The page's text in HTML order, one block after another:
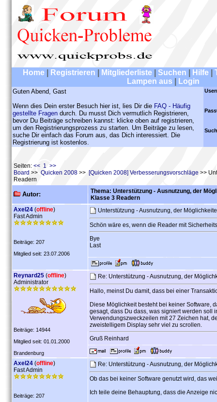
Home Registrieren Mitgliederliste Suchen Hilfe
Lampen aus
Login
Guten Abend, Gast
Wenn dies Dein erster Besuch hier ist, lies Dir die FAQ - Häufig
gestellte Fragen durch. Du musst Dich vermutlich Registrieren,
bevor Du Beiträge schreiben kannst: klicke oben auf registrieren,
um den Registrierungsprozess zu starten. Um Beiträge zu lesen,
suche Dir einfach das Forum aus, das Dich interessiert. Die
Registrierung ist kostenlos.
Seiten: << 1 >>
Board >> Quicken 2008 >> [Quicken 2008] Verbesserungsvorschläge >>
Readern
Autor:
Thema: Unterstützung - Ausnutzung, der
Klasse 3 Readern
Axel24 (offline)
Fast Admin
Beiträge: 207
Mitglied seit: 23.07.2006
Unterstützung - Ausnutzung, der
Schön wäre es, wenn die Reader mit
Bye
Last
Reynard25 (offline)
Administrator
Beiträge: 14944
Mitglied seit: 01.01.2000
Brandenburg
Re: Unterstützung - Ausnutzung, der
Hallo, meinst Du damit, dass bei einer
Diese Möglichkeit besteht bei keiner Software,
gesagt, dass Du dass, was signiert werden
Verwendungszweckzeilen mit 27 Zeichen hat,
zweistelligem Display sehr viel zu scrollen.
Gruß Reinhard
Axel24 (offline)
Fast Admin
Beiträge: 207
Re: Unterstützung - Ausnutzung, der
Ob das bei keiner Software genutzt wird, das
Ich teile deine Behauptung, dass die Anzeige